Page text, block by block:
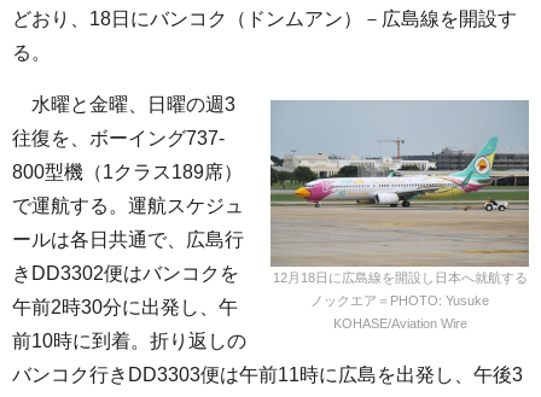
どおり、18日にバンコク（ドンムアン）－広島線を開設す
る。
12月18日に広島線を開設し日本へ就航する
ノックエア＝PHOTO: Yusuke
KOHASE/Aviation Wire
水曜と金曜、日曜の週3
往復を、ボーイング737-
800型機（1クラス189席）
で運航する。運航スケジュ
ールは各日共通で、広島行
きDD3302便はバンコクを
午前2時30分に出発し、午
前10時に到着。折り返しの
バンコク行きDD3303便は午前11時に広島を出発し、午後3